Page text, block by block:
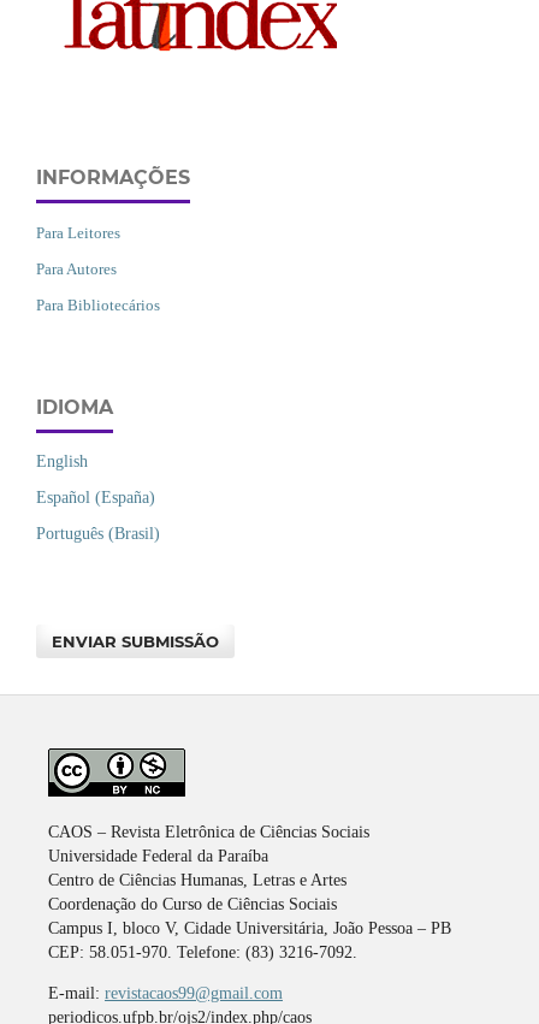
INFORMAÇÕES
Para Leitores
Para Autores
Para Bibliotecários
IDIOMA
English
Español (España)
Português (Brasil)
ENVIAR SUBMISSÃO
CAOS – Revista Eletrônica de Ciências Sociais
Universidade Federal da Paraíba
Centro de Ciências Humanas, Letras e Artes
Coordenação do Curso de Ciências Sociais
Campus I, bloco V, Cidade Universitária, João Pessoa – PB
CEP: 58.051-970. Telefone: (83) 3216-7092.
E-mail: revistacaos99@gmail.com
periodicos.ufpb.br/ojs2/index.php/caos